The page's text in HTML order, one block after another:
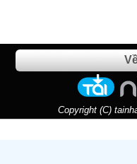
Copyright (C)